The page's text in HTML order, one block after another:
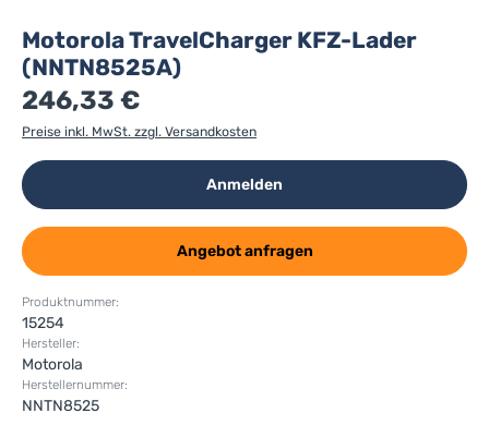
Motorola TravelCharger KFZ-Lader
(NNTN8525A)
246,33 €
Preise inkl. MwSt. zzgl. Versandkosten
Anmelden
Angebot anfragen
Produktnummer:
15254
Hersteller:
Motorola
Herstellernummer:
NNTN8525